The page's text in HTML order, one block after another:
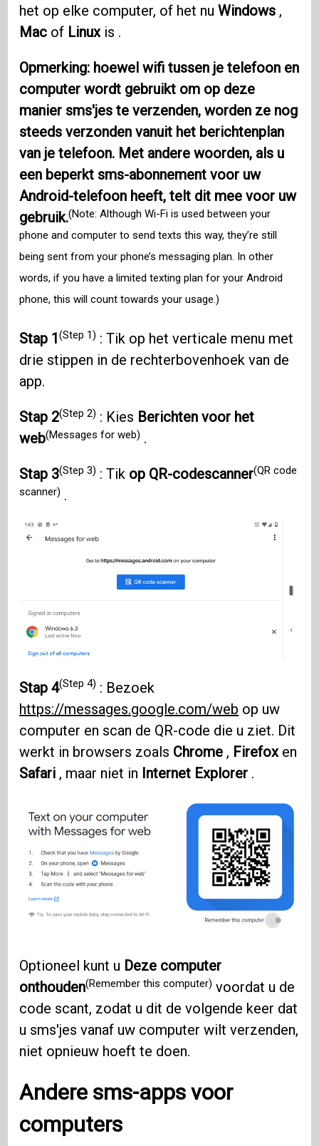
het op elke computer, of het nuWindows ,
Mac of Linuxis .
Opmerking: hoewel wifi tussen je telefoon en
computer wordt gebruikt om op deze
manier sms'jes te verzenden, worden ze nog
steeds verzonden vanuit het berichtenplan
van je telefoon. Met andere woorden, als u
een beperkt sms-abonnement voor uw
Android-telefoon heeft, telt dit mee voor uw
gebruik.(Note: Although Wi-Fi is used between your
phone and computer to send texts this way, they’re still
being sent from your phone’s messaging plan. In other
words, if you have a limited texting plan for your Android
phone, this will count towards your usage.)
Stap 1(Step 1) : Tik op het verticale menu met
drie stippen in de rechterbovenhoek van de
app.
Stap 2(Step 2) : Kies Berichten voor het
web(Messages for web) .
Stap 3(Step 3) : Tik op QR-codescanner(QR code
scanner) .
Stap 4(Step 4) : Bezoek
https://messages.google.com/web op uw
computer en scan de QR-code die u ziet. Dit
werkt in browsers zoals Chrome , Firefoxen
Safari , maar niet in Internet Explorer .
Optioneel kunt u Deze computer
onthouden(Remember this computer) voordat u de
code scant, zodat u dit de volgende keer dat
u sms'jes vanaf uw computer wilt verzenden,
niet opnieuw hoeft te doen.
Andere sms-apps voor
computers